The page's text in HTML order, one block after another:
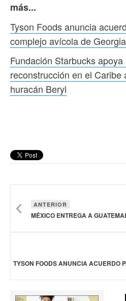
más...
Tyson Foods anuncia
complejo avícola de
Fundación Starbucks
reconstrucción en el Caribe
huracán Beryl
ANTERIOR